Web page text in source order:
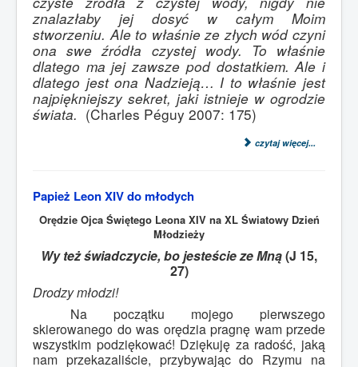
znalazłaby jej dosyć w całym Moim
stworzeniu. Ale to właśnie ze złych wód czyni
ona swe źródła czystej wody. To właśnie
dlatego ma jej zawsze pod dostatkiem. Ale i
dlatego jest ona Nadzieją… I to właśnie jest
najpiękniejszy sekret, jaki istnieje w ogrodzie
świata. (Charles Péguy 2007: 175)
czytaj więcej...
Papież Leon XIV do młodych
Orędzie Ojca Świętego Leona XIV na XL Światowy Dzień
Młodzieży
Wy też świadczycie, bo jesteście ze Mną(J 15,
27)
Drodzy młodzi!
Na początku mojego pierwszego
skierowanego do was orędzia pragnę wam przede
wszystkim podziękować! Dziękuję za radość, jaką
nam przekazaliście, przybywając do Rzymu na